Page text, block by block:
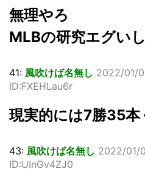
無理やろ
MLBの研究エグいし
41: 風吹けば名無し 2022/01/
ID:FXEHLau6r
現実的には7勝35本
43: 風吹けば名無し 2022/01/
ID:UInGv4ZJ0